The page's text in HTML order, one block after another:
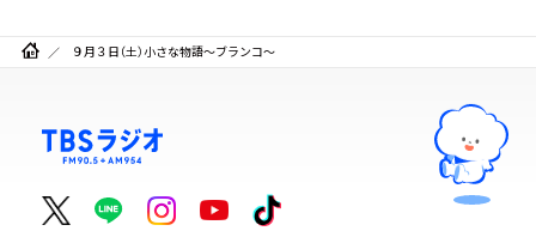
９月３日（土）小さな物語～ブランコ～